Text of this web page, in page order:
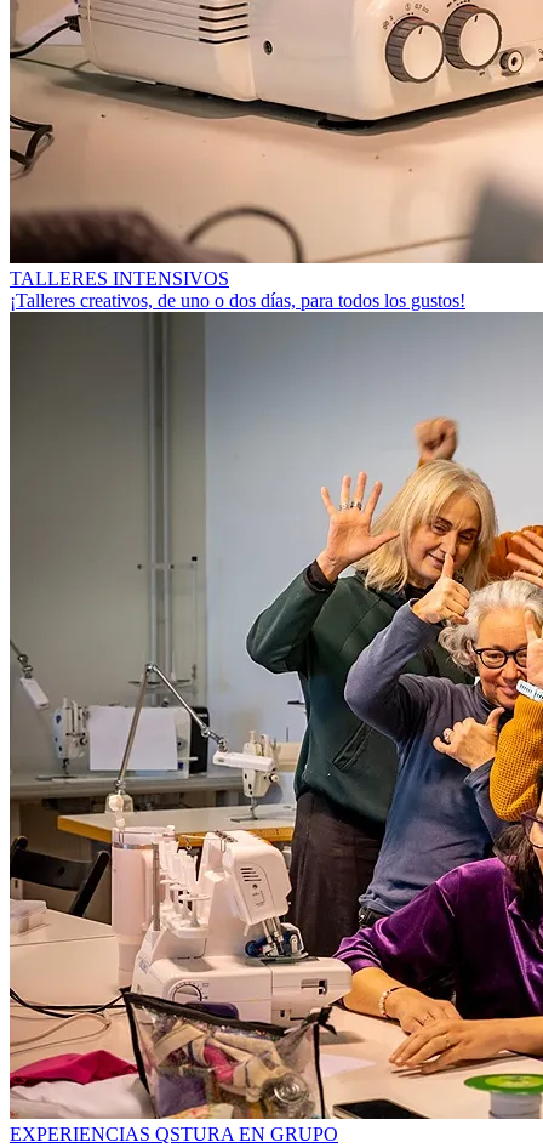
TALLERES INTENSIVOS
¡Talleres creativos, de uno o dos días, para todos los gustos!
EXPERIENCIAS QSTURA EN GRUPO